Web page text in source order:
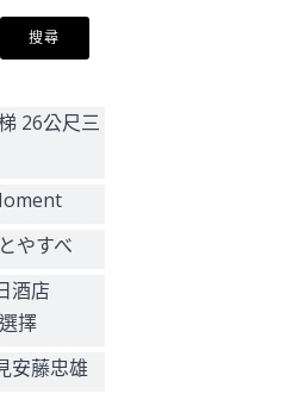
26公尺三
やすべ
酒店
擇
安藤忠雄